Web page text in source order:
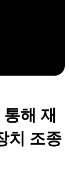
해 재
치 조종